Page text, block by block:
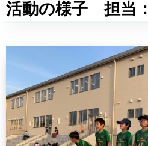
活動の様子 担当